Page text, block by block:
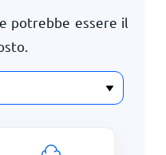
potrebbe essere il
.